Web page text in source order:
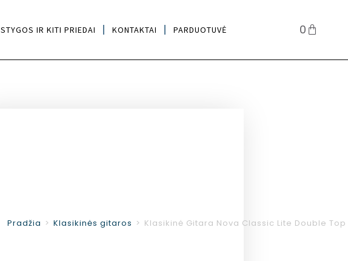
STYGOS IR KITI PRIEDAI KONTAKTAI PARDUOTUVĖ 0
Pradžia > Klasikinės gitaros > Klasikinė Gitara Nova Classic Lite Double Top